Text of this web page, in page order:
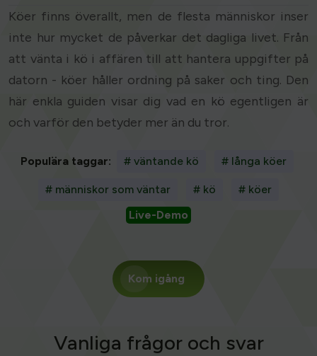
Köer finns överallt, men de flesta människor inser
inte hur mycket de påverkar det dagliga livet. Från
att vänta i kö i affären till att hantera uppgifter på
datorn - köer håller ordning på saker och ting. Den
här enkla guiden visar dig vad en kö egentligen är
och varför den betyder mer än du tror.
Populära taggar: # väntande kö # långa köer
# människor som väntar # kö
# köer
Live-Demo
Kom igång
Vanliga frågor och svar